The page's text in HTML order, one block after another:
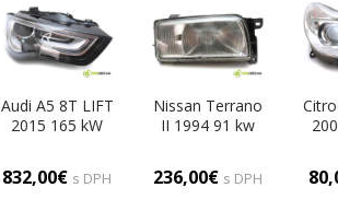
Audi A5 8T LIFT
2015 165 kW
11-16 2000
832,00€ s DPH
Nissan Terrano
II 1994 91 kw
Svetlomet pravy
236,00€ s DPH